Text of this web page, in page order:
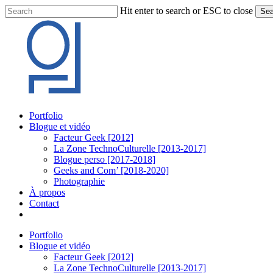
Skip
to
content
Hit enter to search or ESC to close
Search
Menu
Portfolio
Blogue et vidéo
Facteur Geek [2012]
La Zone TechnoCulturelle [2013-2017]
Blogue perso [2017-2018]
Geeks and Com’ [2018-2020]
Photographie
À propos
Contact
Portfolio
Blogue et vidéo
Facteur Geek [2012]
La Zone TechnoCulturelle [2013-2017]